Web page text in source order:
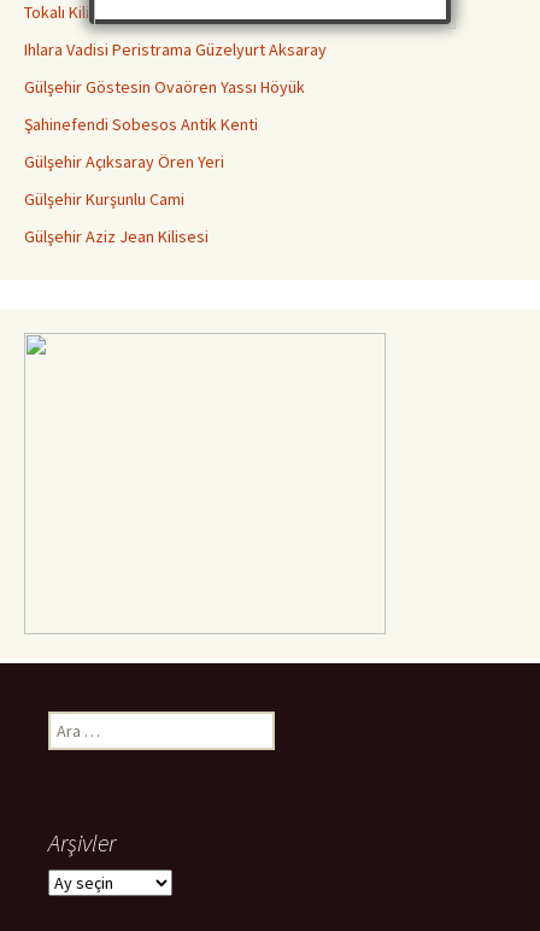
Tokalı Kilise Göreme
Ihlara Vadisi Peristrama Güzelyurt Aksaray
Gülşehir Göstesin Ovaören Yassı Höyük
Şahinefendi Sobesos Antik Kenti
Gülşehir Açıksaray Ören Yeri
Gülşehir Kurşunlu Cami
Gülşehir Aziz Jean Kilisesi
Arama:
Arşivler
Arşivler